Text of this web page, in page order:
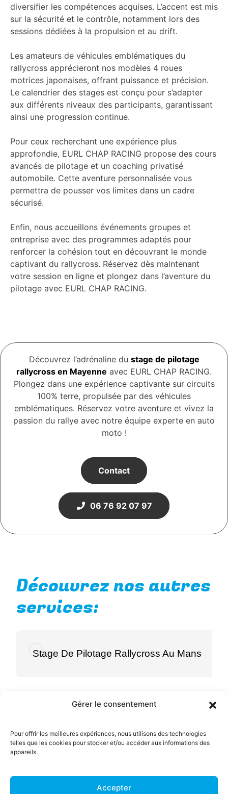
Gérer le consentement
Pour offrir les meilleures expériences, nous utilisons des technologies
telles que les cookies pour stocker et/ou accéder aux informations des
appareils.
Accepter
diversifier les compétences acquises. L’accent est mis
sur la sécurité et le contrôle, notamment lors des
sessions dédiées à la propulsion et au drift.
Les amateurs de véhicules emblématiques du
rallycross apprécieront nos modèles 4 roues
motrices japonaises, offrant puissance et précision.
Le calendrier des stages est conçu pour s’adapter
aux différents niveaux des participants, garantissant
ainsi une progression continue.
Pour ceux recherchant une expérience plus
approfondie, EURL CHAP RACING propose des cours
avancés de pilotage et un coaching privatisé
automobile. Cette aventure personnalisée vous
permettra de pousser vos limites dans un cadre
sécurisé.
Enfin, nous accueillons événements groupes et
entreprise avec des programmes adaptés pour
renforcer la cohésion tout en découvrant le monde
captivant du rallycross. Réservez dès maintenant
votre session en ligne et plongez dans l’aventure du
pilotage avec EURL CHAP RACING.
Découvrez l’adrénaline du stage de pilotage
rallycross en Mayenne avec EURL CHAP RACING.
Plongez dans une expérience captivante sur circuits
100% terre, propulsée par des véhicules
emblématiques. Réservez votre aventure et vivez la
passion du rallye avec notre équipe experte en auto
moto !
Contact
06 76 92 07 97
Découvrez nos autres
services:
Stage De Pilotage Rallycross Au Mans
Menu
ACCUEIL
RESERVEZ EN
CHAP'RACING Ecole de